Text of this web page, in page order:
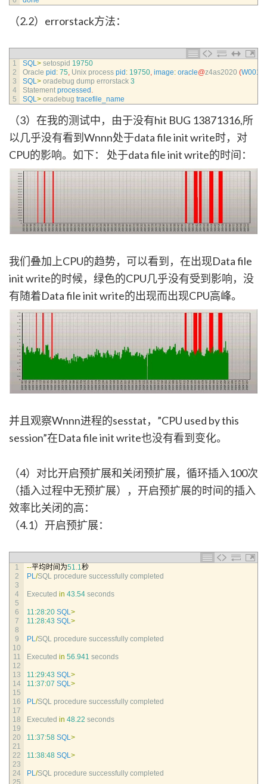
（2.2）errorstack方法：
1
2
3
4
5
SQL> setospid 19750
Oracle pid : 75, Unix process pid : 19750, image: oracle@z4as2020 (W001
SQL> oradebug dump errorstack 3
Statement processed .
SQL> oradebug tracefile_name
（3）在我的测试中，由于没有hit BUG 13871316,所
以几乎没有看到Wnnn处于data file init write时，对
CPU的影响。如下： 处于data file init write的时间：
我们叠加上CPU的趋势，可以看到，在出现Data file
init write的时候，绿色的CPU几乎没有受到影响，没
有随着Data file init write的出现而出现CPU高峰。
并且观察Wnnn进程的sesstat，”CPU used by this
session”在Data file init write也没有看到变化。
（4）对比开启预扩展和关闭预扩展，循环插入100次
（插入过程中无预扩展），开启预扩展的时间的插入
效率比关闭的高：
（4.1）开启预扩展：
1
2
3
4
5
6
7
8
9
10
11
12
13
14
15
16
17
18
19
20
21
22
23
24
25
--平均时间为51.1 秒
PL /SQL procedure successfully completed
Executed in 43.54 seconds
11 :28:20 SQL >
11 :28:43 SQL >
PL /SQL procedure successfully completed
Executed in 56.941 seconds
11 :29:43 SQL >
11 :37:07 SQL >
PL /SQL procedure successfully completed
Executed in 48.22 seconds
11 :37:58 SQL >
11 :38:48 SQL >
PL /SQL procedure successfully completed